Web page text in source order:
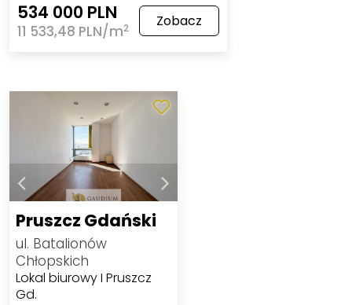
534 000 PLN
11 533,48 PLN/m2 Zobacz
Pruszcz Gdański
ul. Batalionów
Chłopskich
Lokal biurowy I Pruszcz
Gd.